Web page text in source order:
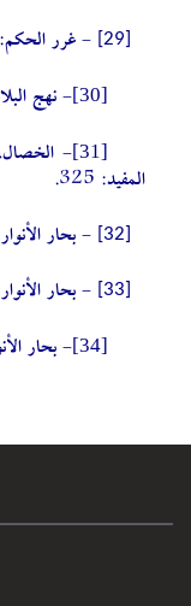
[29] - غرر الحكم: 4632.
[30] - نهج البلاغة:
[31]
المفيد: 325.
[32] - بحار الأنوار: 73/255
[33] - بحار الأنوار: 77/237
[34] - بحار الأنوار: